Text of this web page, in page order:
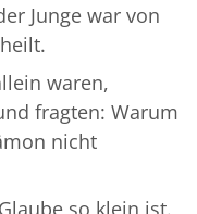
Junge war von
waren,
fragten: Warum
nicht
so klein ist.